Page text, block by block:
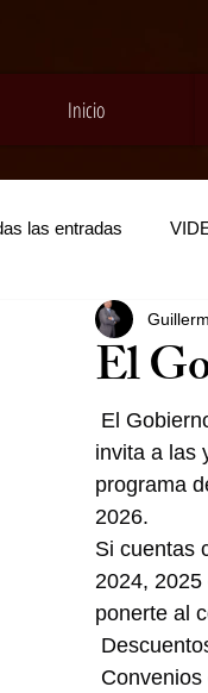
Inicio
las entradas
El
El
invita a las
programa
2026.
Si cuentas
2024,
ponerte al